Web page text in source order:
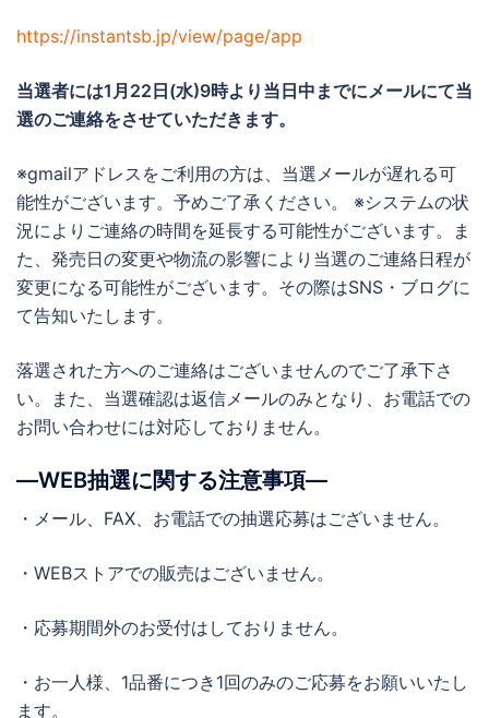
https://instantsb.jp/view/page/app
当選者には1月22日(水)9時より当日中までにメールにて当
選のご連絡をさせていただきます。
※gmailアドレスをご利用の方は、当選メールが遅れる可
能性がございます。予めご了承ください。 ※システムの状
況によりご連絡の時間を延長する可能性がございます。ま
た、発売日の変更や物流の影響により当選のご連絡日程が
変更になる可能性がございます。その際はSNS・ブログに
て告知いたします。
落選された方へのご連絡はございませんのでご了承下さ
い。また、当選確認は返信メールのみとなり、お電話での
お問い合わせには対応しておりません。
―WEB抽選に関する注意事項―
・メール、FAX、お電話での抽選応募はございません。
・WEBストアでの販売はございません。
・応募期間外のお受付はしておりません。
・お一人様、1品番につき1回のみのご応募をお願いいたし
ます。